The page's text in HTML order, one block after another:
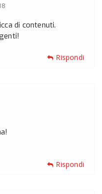
di contenuti.
Rispondi
Rispondi